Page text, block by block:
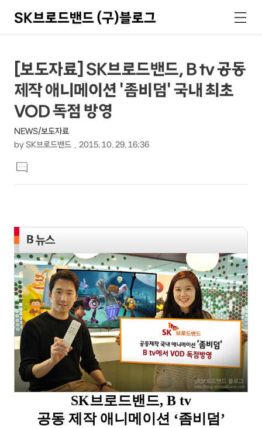
SK브로드밴드 (구)블로그
색
메
뉴
상
세
컨
텐
츠
본
문
제
목
[보도자료] SK브로드밴드, B tv 공동
제작 애니메이션 '좀비덤' 국내 최초
VOD 독점 방영
NEWS/보도자료
by SK브로드밴드 2015. 10. 29. 16:36
문
댓
글
SK브로드밴드, B tv
공동 제작 애니메이션 ‘좀비덤’